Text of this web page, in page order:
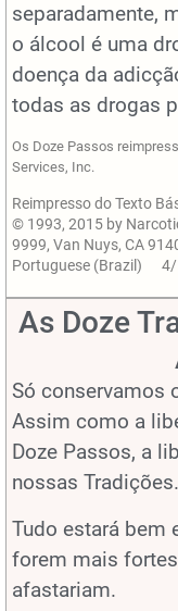
separadamente,
o álcool é uma
doença da
todas as drogas
Os Doze Passos
Services, Inc.
Reimpresso do Texto
© 1993, 2015 by
9999, Van Nuys, CA
Portuguese (Brazil)
As Doze
Só conservamos
Assim como a
Doze Passos, a
nossas Tradições.
Tudo estará bem
forem mais
afastariam.